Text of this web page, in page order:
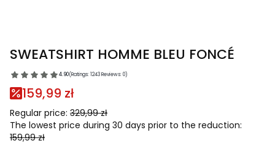
SWEATSHIRT HOMME BLEU FONCÉ
4.90(Ratings: 1243 Reviews: 0)
159,99 zł
Regular price: 329,99 zł
The lowest price during 30 days prior to the reduction:
159,99 zł